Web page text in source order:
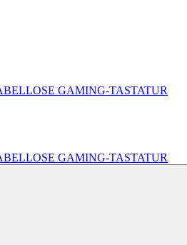
GAMING-TASTATUR
GAMING-TASTATUR